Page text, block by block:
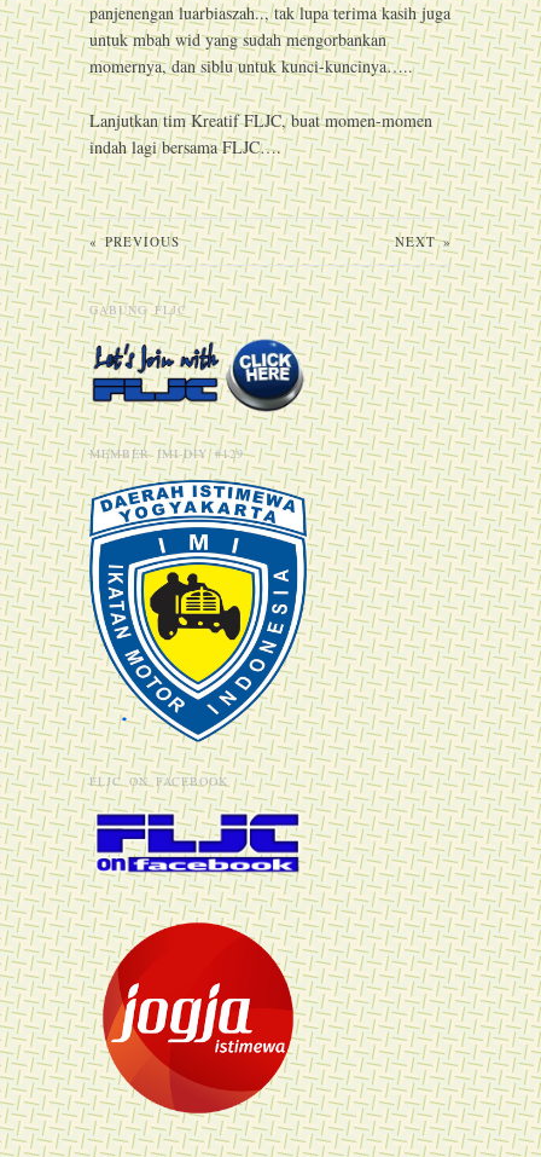
panjenengan luarbiaszah.., tak lupa terima kasih juga
untuk mbah wid yang sudah mengorbankan
momernya, dan siblu untuk kunci-kuncinya…..
Lanjutkan tim Kreatif FLJC, buat momen-momen
indah lagi bersama FLJC….
« PREVIOUS NEXT»
GABUNG FLJC
MEMBER IMI-DIY #129
FLJC ON FACEBOOK